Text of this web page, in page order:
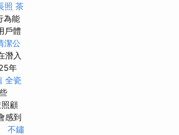
照 茶
為能
戶體
潔公
潛入
年
全瓷
顧
感到
不鏽